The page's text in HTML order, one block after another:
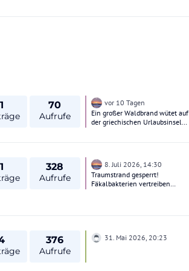
1 70
Aufrufe
vor 10 Tagen
Ein großer Waldbrand wütet auf
der griechischen Urlaubsinsel
1 328
Aufrufe
8. Juli 2026, 14:30
Traumstrand gesperrt!
Fäkalbakterien vertreiben
376
Aufrufe
31. Mai 2026, 20:23